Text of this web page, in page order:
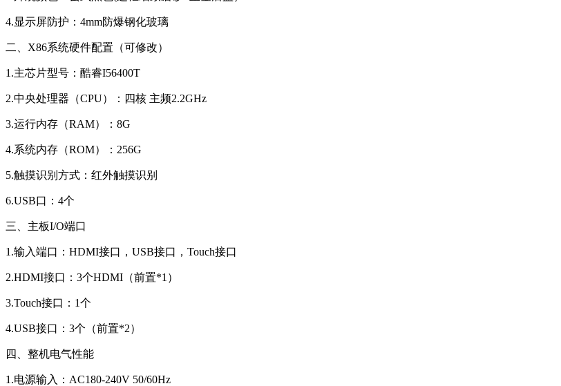
4.显示屏防护：4mm防爆钢化玻璃
二、X86系统硬件配置（可修改）
1.主芯片型号：酷睿I56400T
2.中央处理器（CPU）：四核 主频2.2GHz
3.运行内存（RAM）：8G
4.系统内存（ROM）：256G
5.触摸识别方式：红外触摸识别
6.USB口：4个
三、主板I/O端口
1.输入端口：HDMI接口，USB接口，Touch接口
2.HDMI接口：3个HDMI（前置*1）
3.Touch接口：1个
4.USB接口：3个（前置*2）
四、整机电气性能
1.电源输入：AC180-240V 50/60Hz